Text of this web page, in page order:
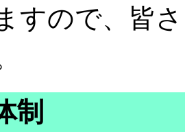
すので、皆
制